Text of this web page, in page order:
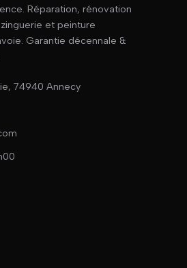
Réparation, rénovation
et peinture
Garantie décennale &
74940 Annecy